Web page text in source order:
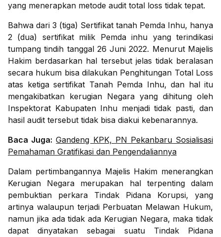
yang menerapkan metode audit total loss tidak tepat.
Bahwa dari 3 (tiga) Sertifikat tanah Pemda Inhu, hanya
2 (dua) sertifikat milik Pemda inhu yang terindikasi
tumpang tindih tanggal 26 Juni 2022. Menurut Majelis
Hakim berdasarkan hal tersebut jelas tidak beralasan
secara hukum bisa dilakukan Penghitungan Total Loss
atas ketiga sertifikat Tanah Pemda Inhu, dan hal itu
mengakibatkan kerugian Negara yang dihitung oleh
Inspektorat Kabupaten Inhu menjadi tidak pasti, dan
hasil audit tersebut tidak bisa diakui kebenarannya.
Baca Juga: Gandeng KPK, PN Pekanbaru Sosialisasi
Pemahaman Gratifikasi dan Pengendaliannya
Dalam pertimbangannya Majelis Hakim menerangkan
Kerugian Negara merupakan hal terpenting dalam
pembuktian perkara Tindak Pidana Korupsi, yang
artinya walaupun terjadi Perbuatan Melawan Hukum,
namun jika ada tidak ada Kerugian Negara, maka tidak
dapat dinyatakan sebagai suatu Tindak Pidana